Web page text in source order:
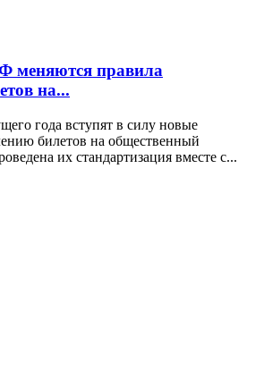
меняются правила
на...
года вступят в силу новые
билетов на общественный
их стандартизация вместе с...